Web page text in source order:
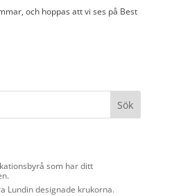
och hoppas att vi ses på Best
som har ditt
Lundin designade krukorna.